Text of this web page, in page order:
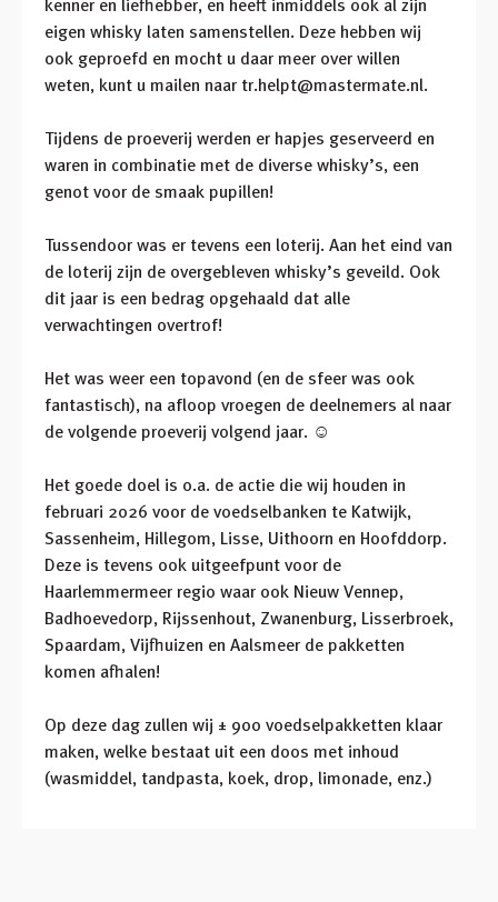
eigen whisky laten samenstellen. Deze hebben wij
ook geproefd en mocht u daar meer over willen
weten, kunt u mailen naar tr.helpt@mastermate.nl.
Tijdens de proeverij werden er hapjes geserveerd en
waren in combinatie met de diverse whisky’s, een
genot voor de smaak pupillen!
Tussendoor was er tevens een loterij. Aan het eind van
de loterij zijn de overgebleven whisky’s geveild. Ook
dit jaar is een bedrag opgehaald dat alle
verwachtingen overtrof!
Het was weer een topavond (en de sfeer was ook
fantastisch), na afloop vroegen de deelnemers al naar
de volgende proeverij volgend jaar. ☺
Het goede doel is o.a. de actie die wij houden in
februari 2026 voor de voedselbanken te Katwijk,
Sassenheim, Hillegom, Lisse, Uithoorn en Hoofddorp.
Deze is tevens ook uitgeefpunt voor de
Haarlemmermeer regio waar ook Nieuw Vennep,
Badhoevedorp, Rijssenhout, Zwanenburg, Lisserbroek,
Spaardam, Vijfhuizen en Aalsmeer de pakketten
komen afhalen!
Op deze dag zullen wij ± 900 voedselpakketten klaar
maken, welke bestaat uit een doos met inhoud
(wasmiddel, tandpasta, koek, drop, limonade, enz.)